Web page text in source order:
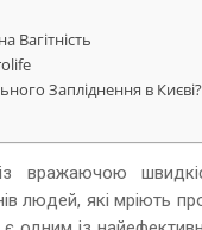
Вагітність
Запліднення в Києві?
із вражаючою
людей, які мріють